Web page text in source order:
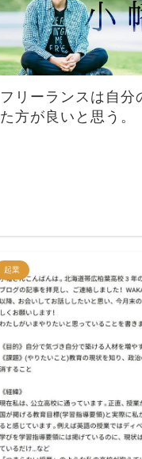
フリーランスは自分
た方が良いと思う。
起業